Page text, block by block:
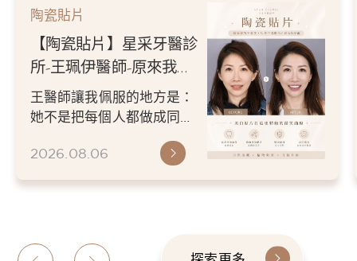
陶瓷貼片
【陶瓷貼片】星采牙醫診
所-王珮伊醫師-原來我的
不愛笑，只是不喜歡自己
原本的牙齒
王醫師讓我佩服的地方是：
她不是把每個人都做成同一
更適合自己的樣子。 現...
2026.08.06